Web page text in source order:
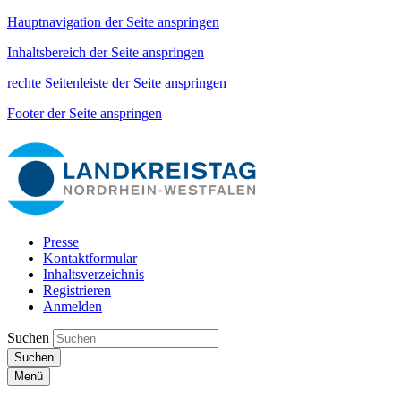
Hauptnavigation der Seite anspringen
Inhaltsbereich der Seite anspringen
rechte Seitenleiste der Seite anspringen
Footer der Seite anspringen
Presse
Kontaktformular
Inhaltsverzeichnis
Registrieren
Anmelden
Suchen
Suchen
Menü